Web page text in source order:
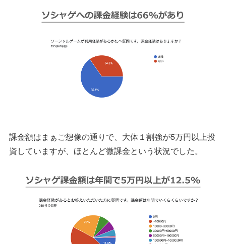
課金額はまぁご想像の通りで、大体１割強が5万円以上投
資していますが、ほとんど微課金という状況でした。